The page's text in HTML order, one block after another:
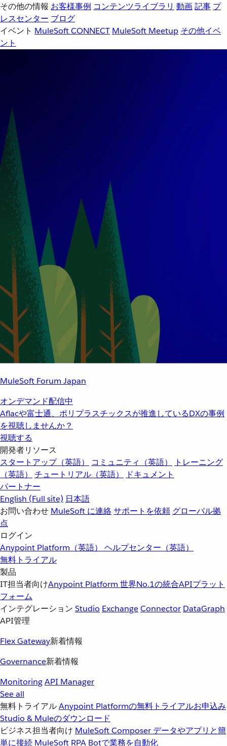
その他の情報 お客様事例 コンテンツライブラリ 動画記事 プ
レスセンター ブログ
イベント MuleSoft CONNECT MuleSoft Meetup その他イベ
ント
MuleSoft Forum Japan
オンデマンド配信中
Aflacや富士通、ポリプラスチックスが推進しているDXの事例
を視聴しませんか？
視聴する
開発者リソース
スタートアップ（英語）
コミュニティ（英語）
トレーニング
（英語）
チュートリアル（英語）
ドキュメント
パートナー
English (Full site) 日本語
お問い合わせ MuleSoft に連絡サポートを依頼 グローバル拠
点
ログイン
Anypoint Platform（英語） ヘルプセンター（英語）
無料トライアル
製品
IT担当者向けAnypoint Platform 世界No.1の統合APIプラット
フォーム
インテグレーション Studio ExchangeConnector DataGraph
API管理
Flex Gateway新着情報
Governance新着情報
MonitoringAPI Manager
See all
無料トライアルAnypoint Platformの無料トライアルお申込み
Studio & Muleのダウンロード
ビジネス担当者向け MuleSoft Composer データやアプリと簡
単に接続 MuleSoft RPA Botで業務を自動化